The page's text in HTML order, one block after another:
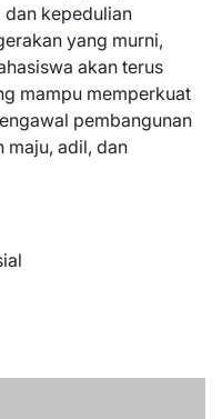
kepedulian
yang murni,
akan terus
mampu memperkuat
pembangunan
maju, adil, dan